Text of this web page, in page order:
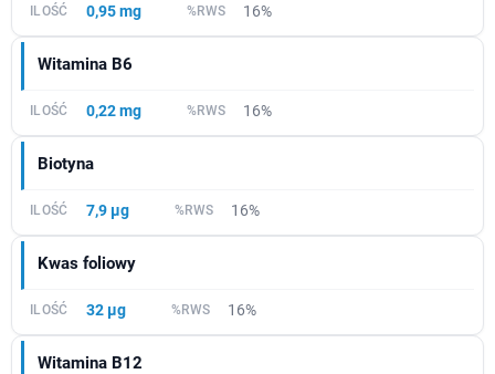
0,95 mg 16%
Witamina B6
0,22 mg 16%
Biotyna
7,9 µg 16%
Kwas foliowy
32 µg 16%
Witamina B12